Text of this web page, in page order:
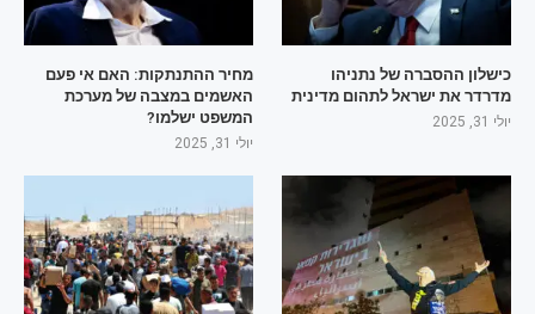
כישלון ההסברה של נתניהו
מדרדר את ישראל לתהום מדינית
יולי 31, 2025
מחיר ההתנתקות: האם אי פעם
האשמים במצבה של מערכת
המשפט ישלמו?
יולי 31, 2025